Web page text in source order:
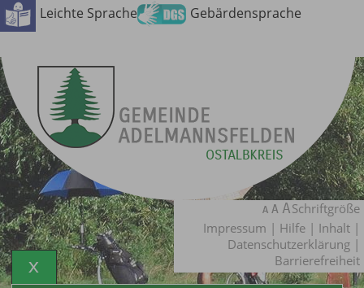
Leichte Sprache Gebärdensprache
Schriftgröße
Impressum | Hilfe | Inhalt |
Datenschutzerklärung |
Barrierefreiheit